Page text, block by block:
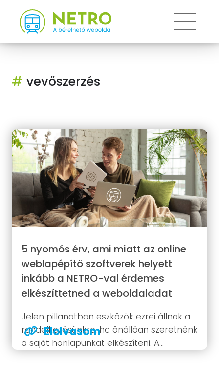
# vevőszerzés
5 nyomós érv, ami miatt az online
weblapépítő szoftverek helyett
inkább a NETRO-val érdemes
elkészíttetned a weboldaladat
Jelen pillanatban eszközök ezrei állnak a
rendelkezésünkre, ha önállóan szeretnénk
a saját honlapunkat elkészíteni. A
végeredményt jobbára nem a használni
Elolvasom